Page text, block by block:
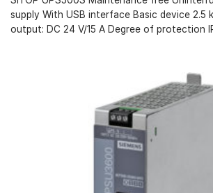
supply With USB interface Basic device 2.5
output: DC 24 V/15 A Degree of protection